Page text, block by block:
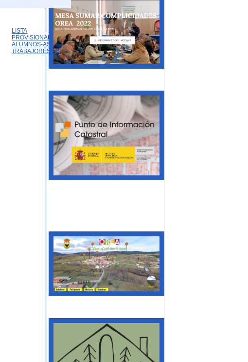
LISTA
PROVISIONAL
ALUMNOS-AS/
TRABAJORES/AS